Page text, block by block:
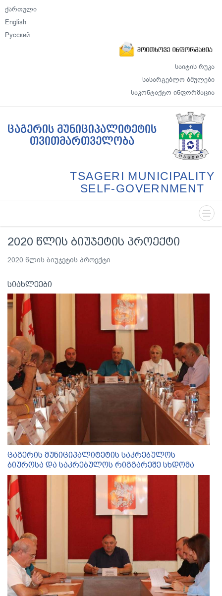
ქართული
English
Русский
საიტის რუკა
სასარგებლო ბმულები
საკონტაქტო ინფორმაცია
ცაგერის მუნიციპალიტეტის
თვითმართველობა
TSAGERI MUNICIPALITY
SELF-GOVERNMENT
2020 წლის ბიუჯეტის პროექტი
2020 წლის ბიუჯეტის პროექტი
სიახლეები
ცაგერის მუნიციპალიტეტის საკრებულოს
ბიუროსა და საკრებულოს რიგგარეშე სხდომა